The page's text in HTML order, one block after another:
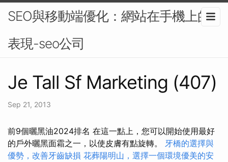
SEO與移動端優化：網站在手機上的
表現-seo公司
Je Tall Sf Marketing (407)
Sep 21, 2013
前9個曬黑油2024排名 在這一點上，您可以開始使用最好
的戶外曬黑面霜之一，以使皮膚有點旋轉。 牙橋的選擇與
優勢，改善牙齒缺損 花葬陽明山，選擇一個環境優美的安